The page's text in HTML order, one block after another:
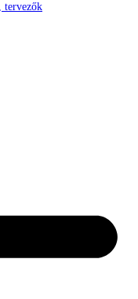
tervezők